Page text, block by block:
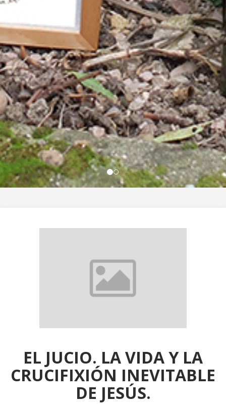
EL JUCIO. LA VIDA Y LA
CRUCIFIXIÓN INEVITABLE
DE JESÚS.